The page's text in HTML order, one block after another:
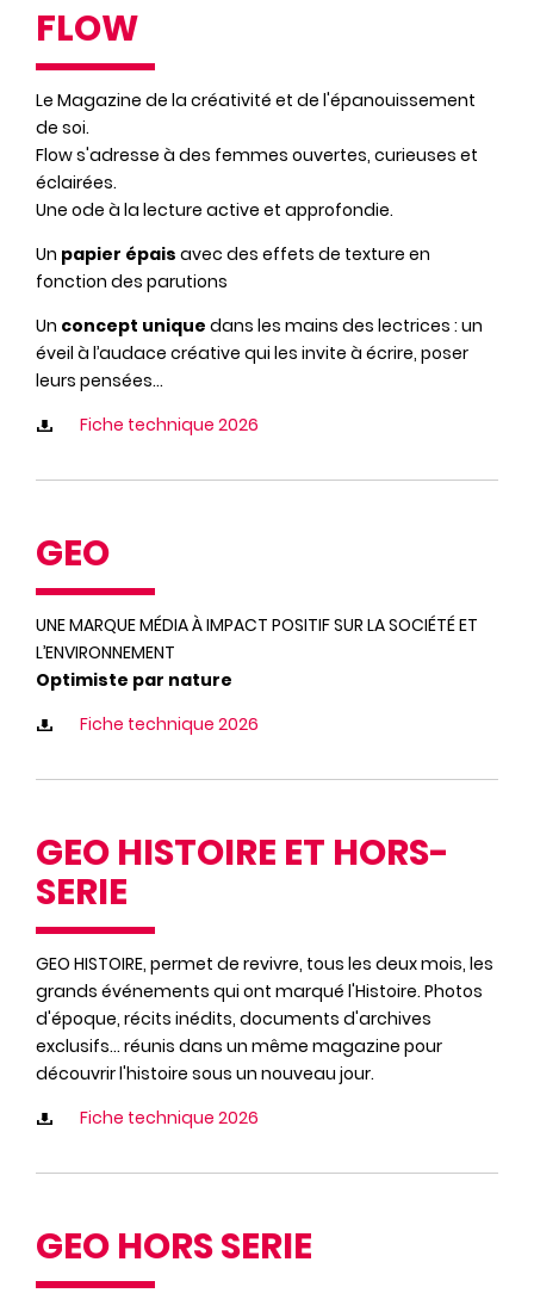
FLOW
Le Magazine de la créativité et de l'épanouissement
de soi.
Flow s'adresse à des femmes ouvertes, curieuses et
éclairées.
Une ode à la lecture active et approfondie.
Un papier épais avec des effets de texture en
fonction des parutions
Un concept unique dans les mains des lectrices : un
éveil à l’audace créative qui les invite à écrire, poser
leurs pensées…
Fiche technique 2026
GEO
UNE MARQUE MÉDIA À IMPACT POSITIF SUR LA SOCIÉTÉ ET
L’ENVIRONNEMENT
Optimiste par nature
Fiche technique 2026
GEO HISTOIRE ET HORS-
SERIE
GEO HISTOIRE, permet de revivre, tous les deux mois, les
grands événements qui ont marqué l'Histoire. Photos
d'époque, récits inédits, documents d'archives
exclusifs... réunis dans un même magazine pour
découvrir l'histoire sous un nouveau jour.
Fiche technique 2026
GEO HORS SERIE